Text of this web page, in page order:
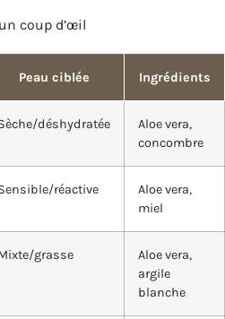
coup d’œil
Peau ciblée Ingrédients
déshydratée
Aloe vera,
concombre
réactive
Aloe vera,
miel
grasse
Aloe vera,
argile
blanche